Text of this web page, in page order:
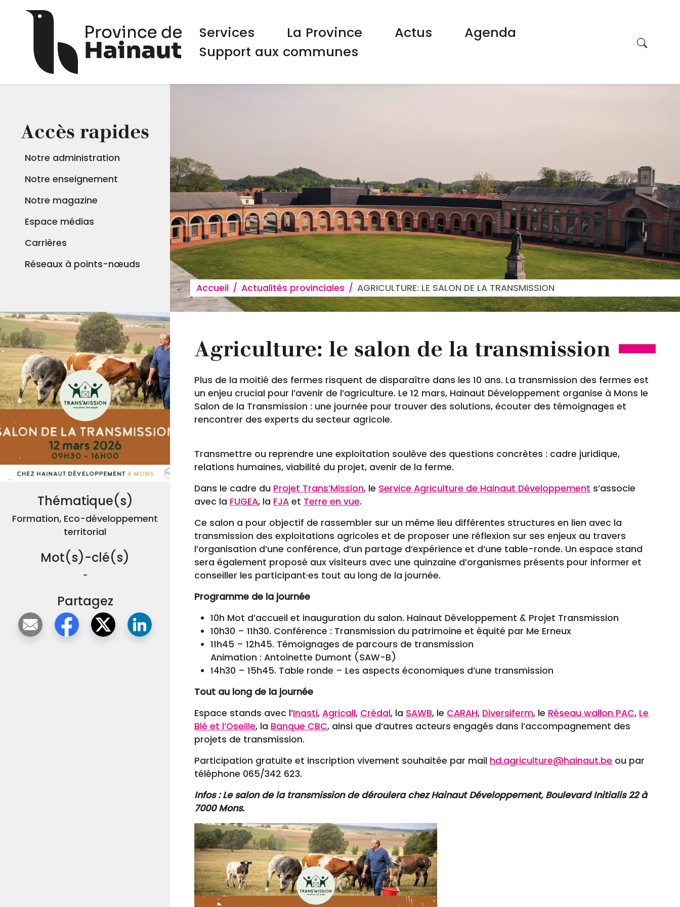
Navigation principale
Services La Province Actus
Agenda
Support aux communes
Accès rapides
Notre administration
Notre enseignement
Notre magazine
Espace médias
Carrières
Réseaux à points-nœuds
Fil d'Ariane
Accueil Actualités provinciales AGRICULTURE: LE SALON DE LA TRANSMISSION
Thématique(s)
Formation, Eco-développement
territorial
Mot(s)-clé(s)
-
Partagez
Agriculture: le salon de la transmission
Plus de la moitié des fermes risquent de disparaître dans les 10 ans. La transmission des fermes est
un enjeu crucial pour l’avenir de l’agriculture. Le 12 mars, Hainaut Développement organise à Mons le
Salon de la Transmission : une journée pour trouver des solutions, écouter des témoignages et
rencontrer des experts du secteur agricole.
Transmettre ou reprendre une exploitation soulève des questions concrètes : cadre juridique,
relations humaines, viabilité du projet, avenir de la ferme.
Dans le cadre du Projet Trans’Mission, le Service Agriculture de Hainaut Développement s’associe
avec la FUGEA, la FJA et Terre en vue.
Ce salon a pour objectif de rassembler sur un même lieu différentes structures en lien avec la
transmission des exploitations agricoles et de proposer une réflexion sur ses enjeux au travers
l’organisation d’une conférence, d’un partage d’expérience et d’une table-ronde. Un espace stand
sera également proposé aux visiteurs avec une quinzaine d’organismes présents pour informer et
conseiller les participant·es tout au long de la journée.
Programme de la journée
10h Mot d’accueil et inauguration du salon. Hainaut Développement & Projet Transmission
10h30 – 11h30. Conférence : Transmission du patrimoine et équité par Me Erneux
11h45 – 12h45. Témoignages de parcours de transmission
Animation : Antoinette Dumont (SAW-B)
14h30 – 15h45. Table ronde – Les aspects économiques d’une transmission
Tout au long de la journée
Espace stands avec l’Inasti, Agricall, Crédal, la SAWB, le CARAH, Diversiferm, le Réseau wallon PAC, Le
Blé et l’Oseille, la Banque CBC, ainsi que d’autres acteurs engagés dans l’accompagnement des
projets de transmission.
Participation gratuite et inscription vivement souhaitée par mail hd.agriculture@hainaut.be ou par
téléphone 065/342 623.
Infos : Le salon de la transmission de déroulera chez Hainaut Développement, Boulevard Initialis 22 à
7000 Mons.